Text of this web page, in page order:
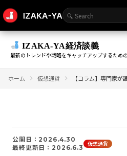
IZAKA-YA経済談義
最新のトレンドや戦略をキャッチアップするため
ホーム 仮想通貨
公開日：2026.4.30
最終更新日：2026.6.3
仮想通貨